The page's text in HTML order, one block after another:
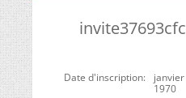
invite37693cfc
Date d'inscription
janvier
1970